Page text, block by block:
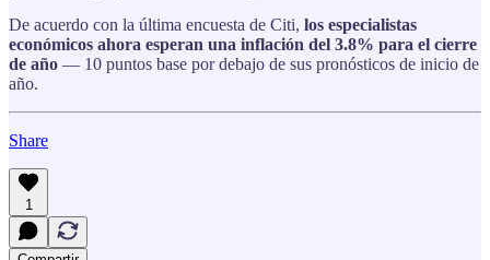
De acuerdo con la última encuesta de Citi, los especialistas
económicos ahora esperan una inflación del 3.8% para el cierre
de año — 10 puntos base por debajo de sus pronósticos de inicio de
año.
Share
1